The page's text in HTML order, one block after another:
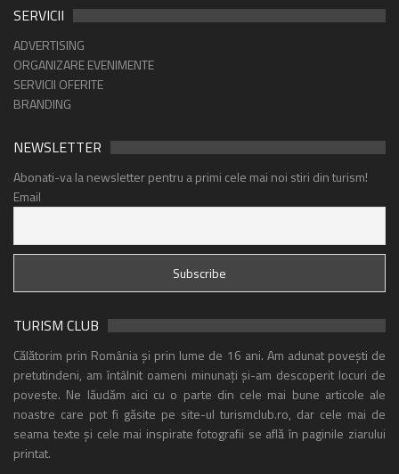
SERVICII
ADVERTISING
ORGANIZARE EVENIMENTE
SERVICII OFERITE
BRANDING
NEWSLETTER
Abonati-va la newsletter pentru a primi cele mai noi stiri din turism!
Email
TURISM CLUB
Călătorim prin România și prin lume de 16 ani. Am adunat povești de
pretutindeni, am întâlnit oameni minunați și-am descoperit locuri de
poveste. Ne lăudăm aici cu o parte din cele mai bune articole ale
noastre care pot fi găsite pe site-ul turismclub.ro, dar cele mai de
seama texte și cele mai inspirate fotografii se află în paginile ziarului
printat.